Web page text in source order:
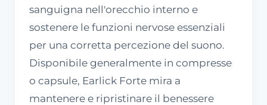
sanguigna nell'orecchio interno e
sostenere le funzioni nervose essenziali
per una corretta percezione del suono.
Disponibile generalmente in compresse
o capsule, Earlick Forte mira a
mantenere e ripristinare il benessere